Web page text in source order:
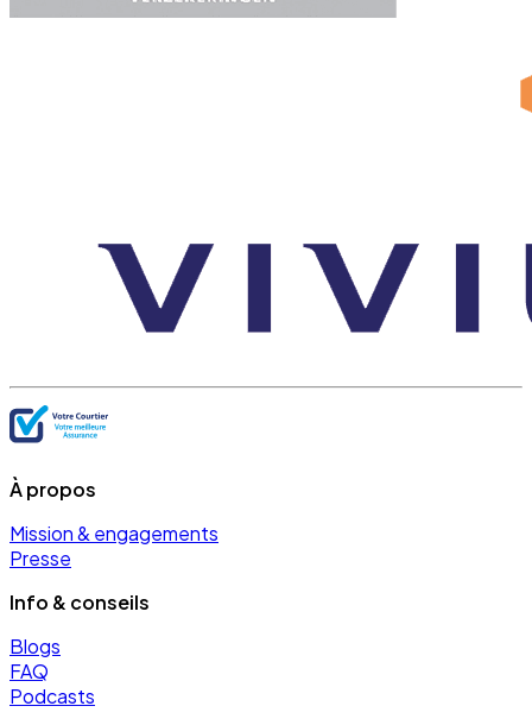
À propos
Mission & engagements
Presse
Info & conseils
Blogs
FAQ
Podcasts